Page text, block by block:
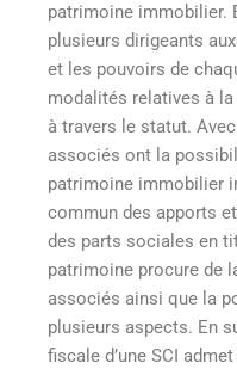
patrimoine immobilier.
plusieurs dirigeants
et les pouvoirs de
modalités relatives à
à travers le statut.
associés ont la
patrimoine immobilier
commun des apports
des parts sociales en
patrimoine procure de
associés ainsi que la
plusieurs aspects. En
fiscale d’une SCI